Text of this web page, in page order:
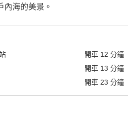
內海的美景。
開車 12 分鐘
開車 13 分鐘
開車 23 分鐘